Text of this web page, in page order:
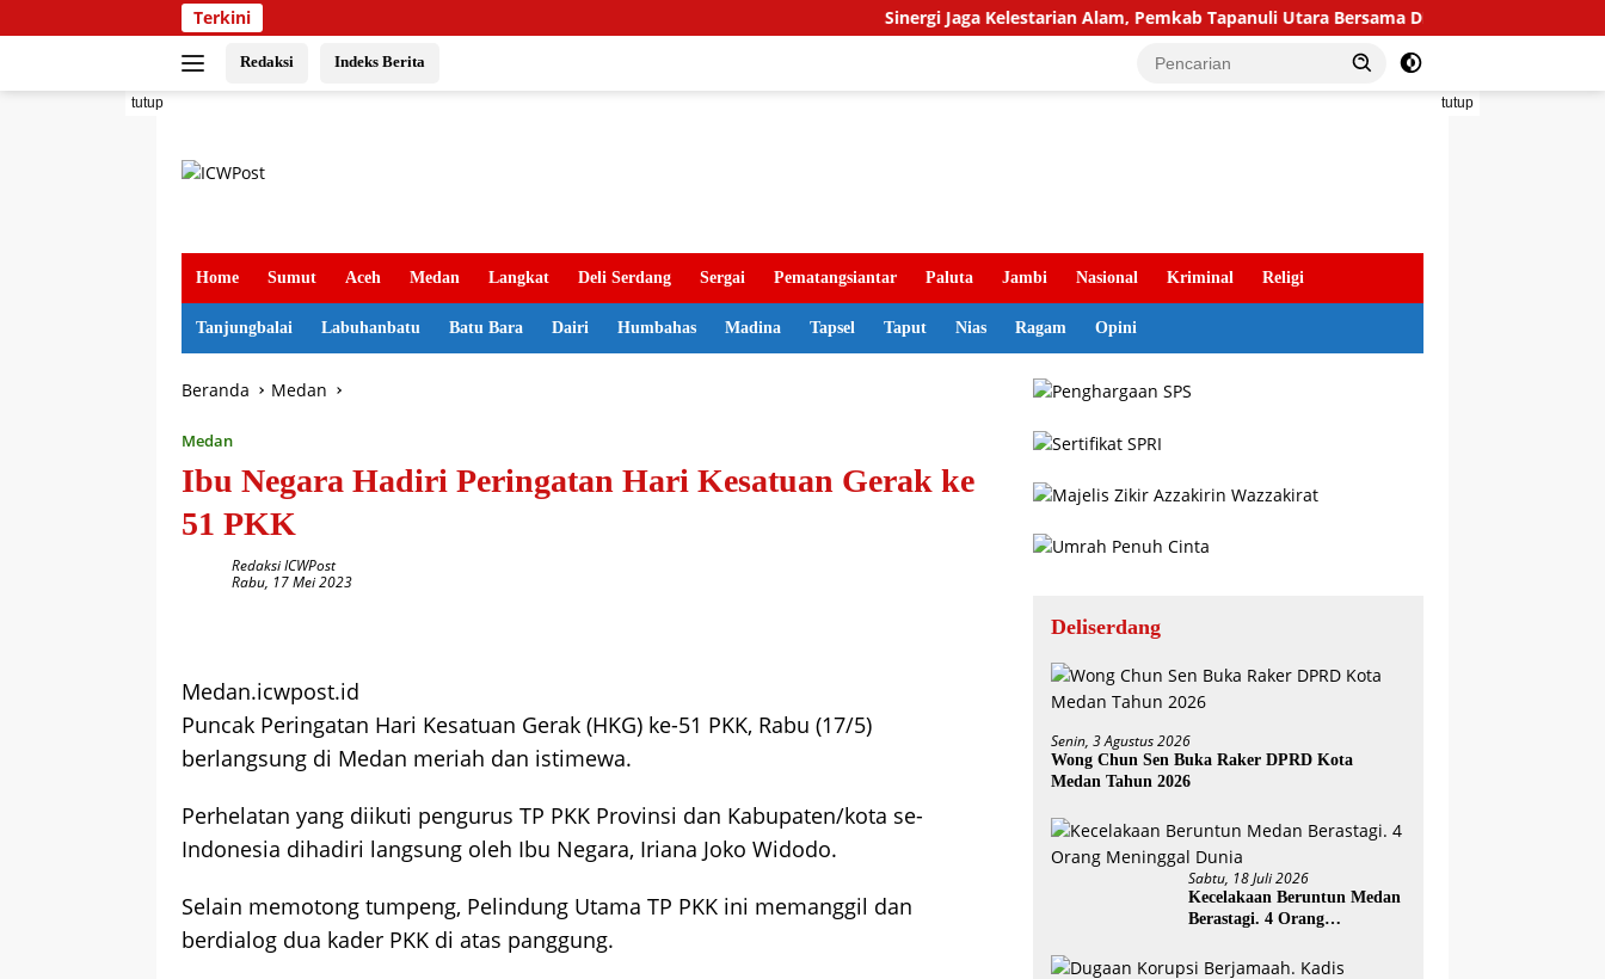
ke
Terkini Sinergi Jaga Kelestarian Alam, Pemkab Tapanuli Utara Bersama DPC Partai Demokrat Gelar
Redaksi Indeks Berita
tutup tutup
Home Sumut Aceh Medan Langkat Deli Serdang Sergai Pematangsiantar Paluta Jambi Nasional Kriminal Religi
Tanjungbalai Labuhanbatu Batu Bara Dairi Humbahas Madina Tapsel Taput Nias Ragam Opini
Beranda Medan
Medan
Ibu Negara Hadiri Peringatan Hari Kesatuan Gerak ke
51 PKK
Redaksi ICWPost
Rabu, 17 Mei 2023
Medan.icwpost.id
Puncak Peringatan Hari Kesatuan Gerak (HKG) ke-51 PKK, Rabu (17/5)
berlangsung di Medan meriah dan istimewa.
Perhelatan yang diikuti pengurus TP PKK Provinsi dan Kabupaten/kota se-
Indonesia dihadiri langsung oleh Ibu Negara, Iriana Joko Widodo.
Selain memotong tumpeng, Pelindung Utama TP PKK ini memanggil dan
berdialog dua kader PKK di atas panggung.
Deliserdang
Senin, 3 Agustus 2026
Wong Chun Sen Buka Raker DPRD Kota
Medan Tahun 2026
Sabtu, 18 Juli 2026
Kecelakaan Beruntun Medan
Berastagi. 4 Orang